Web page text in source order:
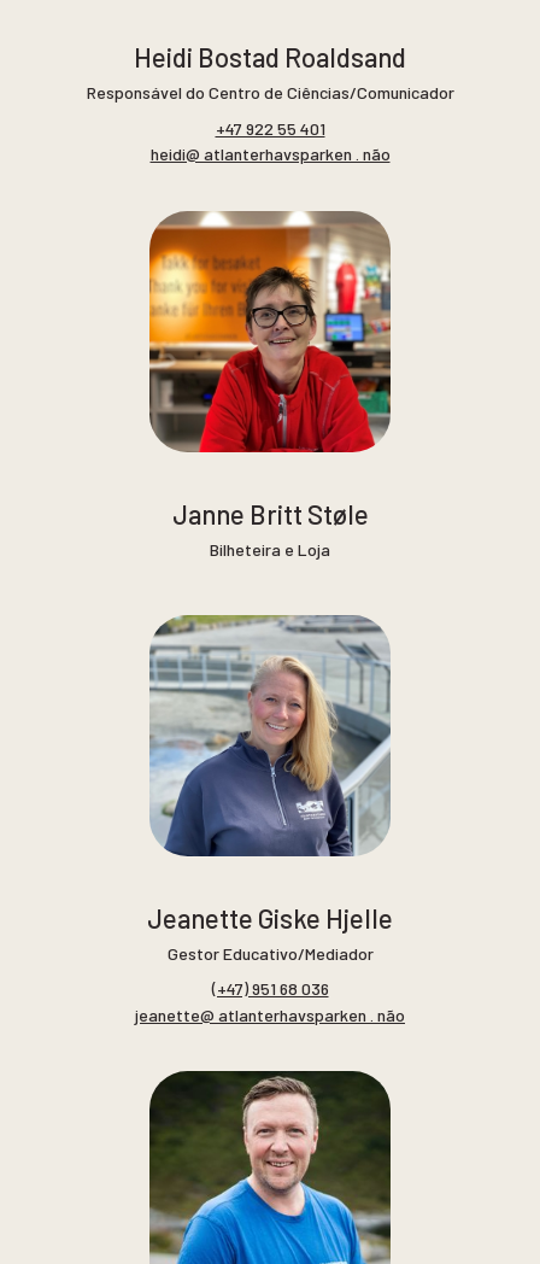
Heidi Bostad Roaldsand
Responsável do Centro de Ciências/Comunicador
+47 922 55 401
heidi@ atlanterhavsparken . não
Janne Britt Støle
Bilheteira e Loja
Jeanette Giske Hjelle
Gestor Educativo/Mediador
(+47) 951 68 036
jeanette@ atlanterhavsparken . não